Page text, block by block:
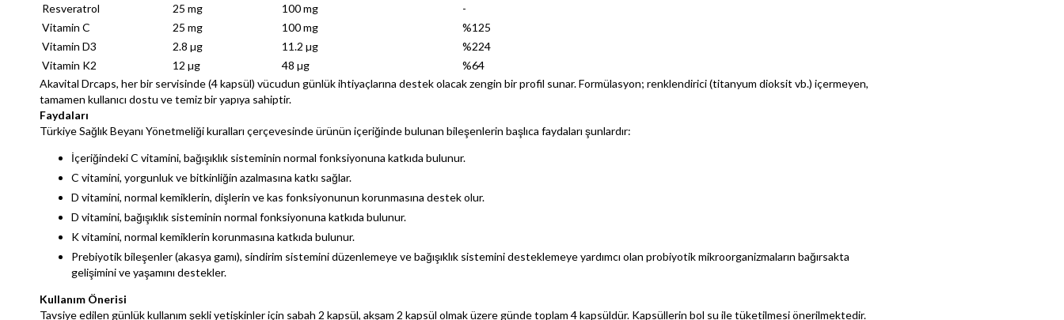
Resveratrol
25 mg 100 mg
-
Vitamin C
25 mg 100 mg
%125
Vitamin D3
2.8 µg 11.2 µg
%224
Vitamin K2
12 µg 48 µg
%64
Akavital Drcaps, her bir servisinde (4 kapsül) vücudun günlük ihtiyaçlarına destek olacak zengin bir profil sunar. Formülasyon; renklendirici (titanyum dioksit vb.) içermeyen,
tamamen kullanıcı dostu ve temiz bir yapıya sahiptir.
Faydaları
Türkiye Sağlık Beyanı Yönetmeliği kuralları çerçevesinde ürünün içeriğinde bulunan bileşenlerin başlıca faydaları şunlardır:
İçeriğindeki C vitamini, bağışıklık sisteminin normal fonksiyonuna katkıda bulunur.
C vitamini, yorgunluk ve bitkinliğin azalmasına katkı sağlar.
D vitamini, normal kemiklerin, dişlerin ve kas fonksiyonunun korunmasına destek olur.
D vitamini, bağışıklık sisteminin normal fonksiyonuna katkıda bulunur.
K vitamini, normal kemiklerin korunmasına katkıda bulunur.
Prebiyotik bileşenler (akasya gamı), sindirim sistemini düzenlemeye ve bağışıklık sistemini desteklemeye yardımcı olan probiyotik mikroorganizmaların bağırsakta
gelişimini ve yaşamını destekler.
Kullanım Önerisi
Tavsiye edilen günlük kullanım şekli yetişkinler için sabah 2 kapsül, akşam 2 kapsül olmak üzere günde toplam 4 kapsüldür. Kapsüllerin bol su ile tüketilmesi önerilmektedir.